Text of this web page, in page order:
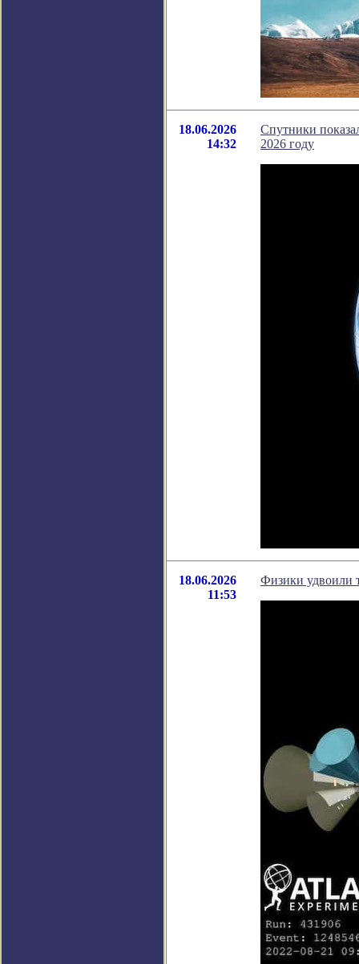
18.06.2026
14:32
Спутники
2026 году
18.06.2026
11:53
Физики удвоили